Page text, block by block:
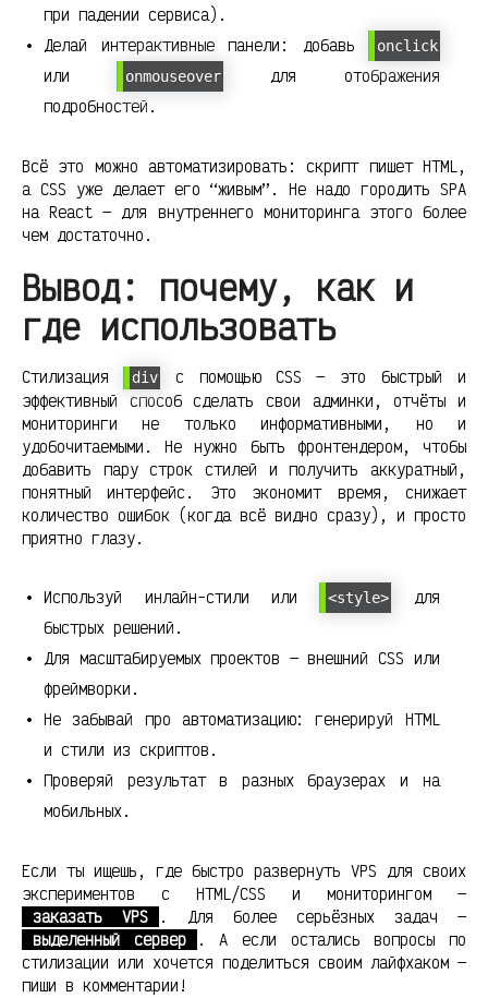
при падении сервиса).
Делай интерактивные панели: добавь
onclick
или onmouseover
для отображения
подробностей.
Всё это можно автоматизировать: скрипт пишет HTML,
а CSS уже делает его “живым”. Не надо городить SPA
на React — для внутреннего мониторинга этого более
чем достаточно.
Вывод: почему, как и
где использовать
Стилизация div
с помощью CSS — это быстрый и
эффективный способ сделать свои админки, отчёты и
мониторинги не только информативными, но и
удобочитаемыми. Не нужно быть фронтендером, чтобы
добавить пару строк стилей и получить аккуратный,
понятный интерфейс. Это экономит время, снижает
количество ошибок (когда всё видно сразу), и просто
приятно глазу.
Используй инлайн-стили или <style>
для
быстрых решений.
Для масштабируемых проектов — внешний CSS или
фреймворки.
Не забывай про автоматизацию: генерируй HTML
и стили из скриптов.
Проверяй результат в разных браузерах и на
мобильных.
Если ты ищешь, где быстро развернуть VPS для своих
экспериментов с HTML/CSS и мониторингом —
заказать VPS
. Для более серьёзных задач —
выделенный сервер
. А если остались вопросы по
стилизации или хочется поделиться своим лайфхаком —
пиши в комментарии!